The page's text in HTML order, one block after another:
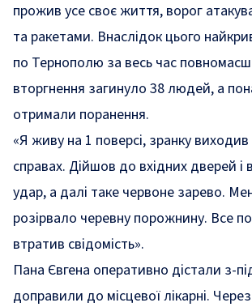
прожив усе своє життя, ворог
та ракетами. Внаслідок цього
по Тернополю за весь час
вторгнення загинуло 38 людей, а
отримали поранення.
«Я живу на 1 поверсі, зранку
справах. Дійшов до вхідних дверей і
удар, а далі таке червоне зарево.
розірвало черевну порожнину. Все
втратив свідомість».
Пана Євгена оперативно дістали з-
доправили до місцевої лікарні.